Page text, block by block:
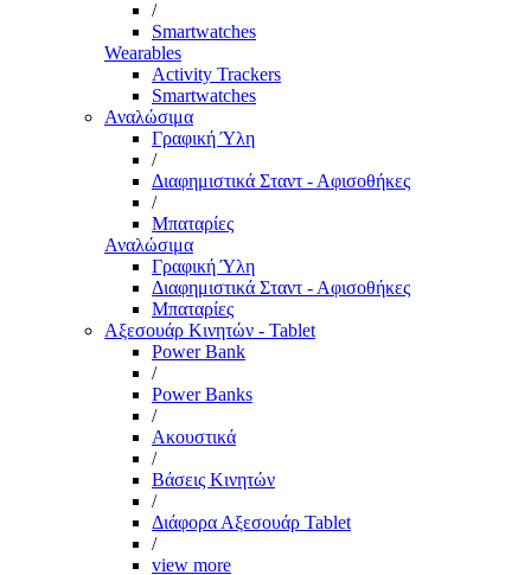
/
Smartwatches
Wearables
Activity Trackers
Smartwatches
Αναλώσιμα
Γραφική Ύλη
/
Διαφημιστικά Σταντ - Αφισοθήκες
/
Μπαταρίες
Αναλώσιμα
Γραφική Ύλη
Διαφημιστικά Σταντ - Αφισοθήκες
Μπαταρίες
Αξεσουάρ Κινητών - Tablet
Power Bank
/
Power Banks
/
Ακουστικά
/
Βάσεις Κινητών
/
Διάφορα Αξεσουάρ Tablet
/
view more